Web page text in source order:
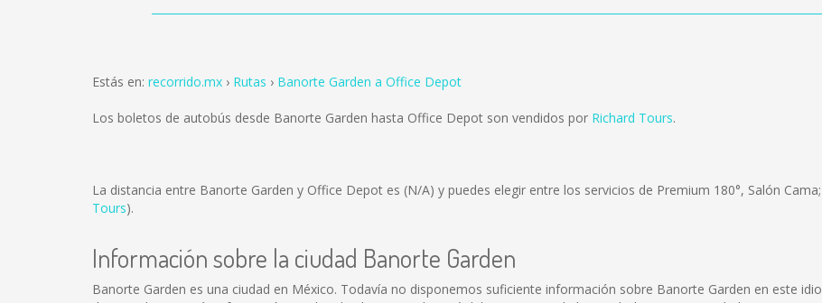
Estás en: recorrido.mx Rutas Banorte Garden a Office Depot
Los boletos de autobús desde Banorte Garden hasta Office Depot son vendidos por Richard Tours.
La distancia entre Banorte Garden y Office Depot es (N/A) y puedes elegir entre los servicios de Premium 180°, Salón
Tours).
Información sobre la ciudad Banorte Garden
Banorte Garden es una ciudad en México. Todavía no disponemos suficiente información sobre Banorte Garden en este